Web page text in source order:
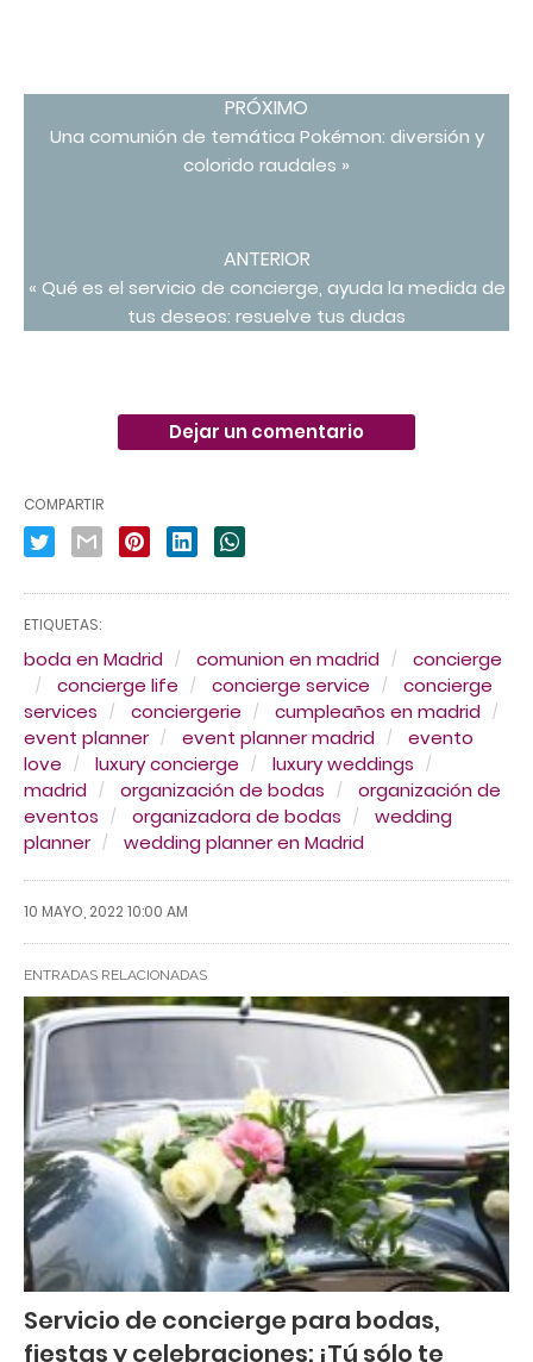
PRÓXIMO
Una comunión de temática Pokémon: diversión y
colorido raudales »
ANTERIOR
« Qué es el servicio de concierge, ayuda la medida de
tus deseos: resuelve tus dudas
Dejar un comentario
COMPARTIR
ETIQUETAS:
boda en Madrid comunion en madrid
concierge
concierge life
concierge service
concierge
services
conciergerie
cumpleaños en madrid
event planner
event planner madrid
evento
love
luxury concierge
luxury weddings
madrid
organización de bodas
organización de
eventos
organizadora de bodas
wedding
planner
wedding planner en Madrid
10 MAYO, 2022 10:00 AM
ENTRADAS RELACIONADAS
Servicio de concierge para bodas,
fiestas y celebraciones: ¡Tú sólo te